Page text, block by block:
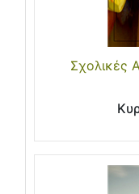
Σχολικές